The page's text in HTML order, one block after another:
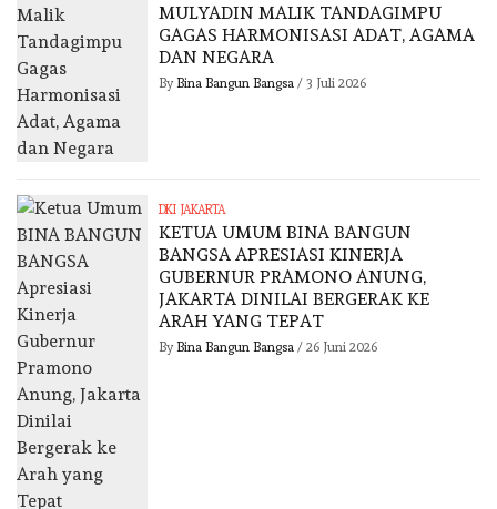
MULYADIN MALIK TANDAGIMPU
GAGAS HARMONISASI ADAT, AGAMA
DAN NEGARA
By Bina Bangun Bangsa/ 3 Juli 2026
DKI JAKARTA
KETUA UMUM BINA BANGUN
BANGSA APRESIASI KINERJA
GUBERNUR PRAMONO ANUNG,
JAKARTA DINILAI BERGERAK KE
ARAH YANG TEPAT
By Bina Bangun Bangsa/ 26 Juni 2026